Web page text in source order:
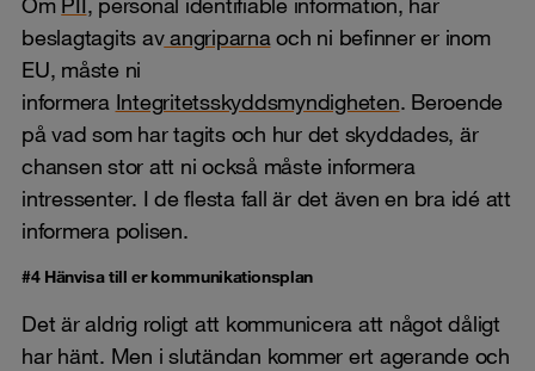
beslagtagits avangriparna och ni befinner er inom
EU, måste ni
informera Integritetsskyddsmyndigheten. Beroende
på vad som har tagits och hur det skyddades, är
chansen stor att ni också måste informera
intressenter. I de flesta fall är det även en bra idé att
informera polisen.
#4 Hänvisa till er kommunikationsplan
Det är aldrig roligt att kommunicera att något dåligt
har hänt. Men i slutändan kommer ert agerande och